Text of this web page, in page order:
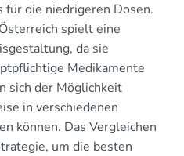
für die niedrigeren Dosen.
spielt eine
da sie
Medikamente
sich der Möglichkeit
in verschiedenen
können. Das Vergleichen
um die besten